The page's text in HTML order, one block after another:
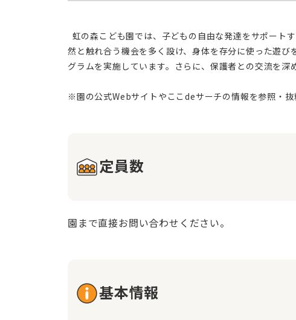
然と触れ合う機会を多く設け、身体を存分に使った遊
グラムを実施しています。さらに、保護者との交流を
定員数
園まで直接お問い合わせください。
基本情報